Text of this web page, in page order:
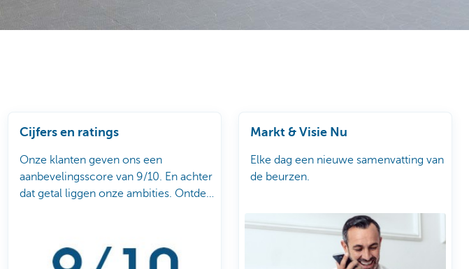
Cijfers en ratings
Onze klanten geven ons een
aanbevelingsscore van 9/10. En achter
dat getal liggen onze ambities. Ontdek
Markt & Visie Nu
Elke dag een nieuwe samenvatting van
de beurzen.